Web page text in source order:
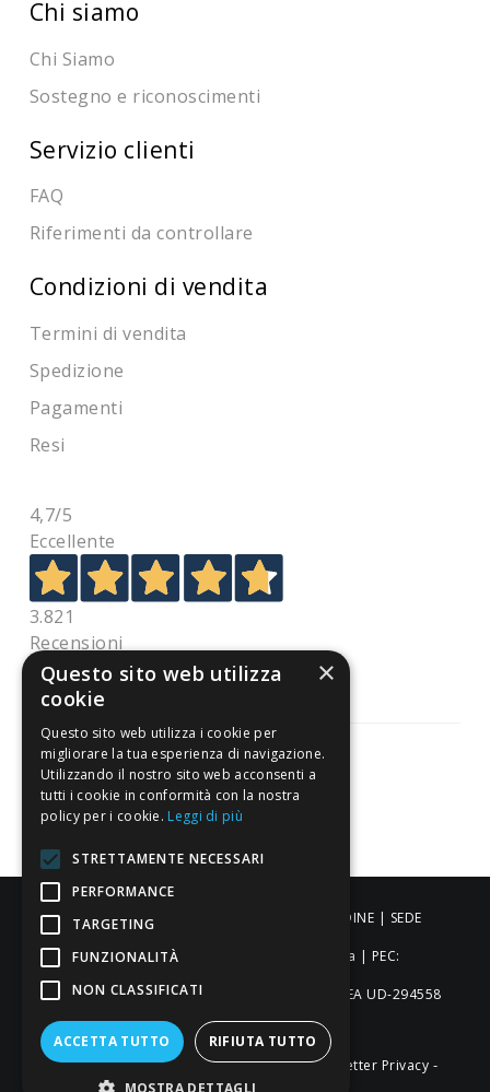
Chi siamo
Chi Siamo
Sostegno e riconoscimenti
Servizio clienti
FAQ
Riferimenti da controllare
Condizioni di vendita
Termini di vendita
Spedizione
Pagamenti
Resi
4,7/5
Eccellente
3.821
Recensioni
Pagamenti sicuri
Credits-Privacy & Cookie Policy-Newsletter Privacy -
ALDIGIÙ S.R.L. | Via Cortazzis 15 33100 - UDINE | SEDE
OPERATIVA: Via del Progresso 3 - Padova | PEC:
aldigiusrl@pec.it | C.F. e P.IVA 02873920306 REA UD-294558
Capitale sociale: € 27.086,97
×
Questo sito web utilizza
cookie
Questo sito web utilizza i cookie per
migliorare la tua esperienza di navigazione.
Utilizzando il nostro sito web acconsenti a
tutti i cookie in conformità con la nostra
policy per i cookie. Leggi di più
STRETTAMENTE NECESSARI
PERFORMANCE
TARGETING
FUNZIONALITÀ
NON CLASSIFICATI
ACCETTA TUTTO RIFIUTA TUTTO
MOSTRA DETTAGLI